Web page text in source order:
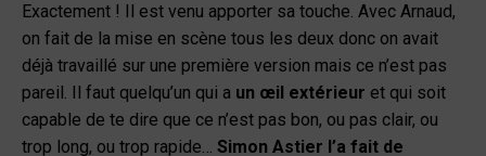
Exactement ! Il est venu apporter sa touche. Avec Arnaud,
on fait de la mise en scène tous les deux donc on avait
déjà travaillé sur une première version mais ce n’est pas
pareil. Il faut quelqu’un qui a un œil extérieur et qui soit
capable de te dire que ce n’est pas bon, ou pas clair, ou
trop long, ou trop rapide… Simon Astier l’a fait de